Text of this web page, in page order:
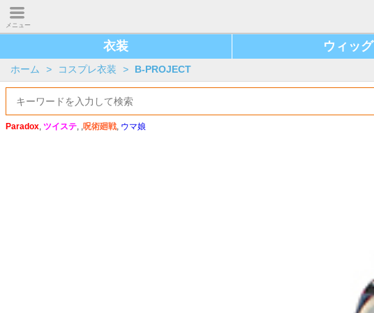
メニュー
衣装 ウィッグ
ホーム > コスプレ衣装 > B-PROJECT
Paradox, ツイステ, ,呪術廻戦, ウマ娘